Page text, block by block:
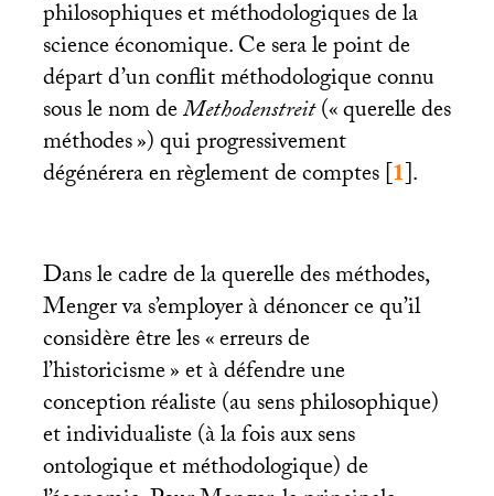
philosophiques et méthodologiques de la
science économique. Ce sera le point de
départ d’un conflit méthodologique connu
sous le nom deMethodenstreit(«querelle des
méthodes») qui progressivement
dégénérera en règlement de comptes[1].
Dans le cadre de la querelle des méthodes,
Menger va s’employer à dénoncer ce qu’il
considère être les «erreurs de
l’historicisme» et à défendre une
conception réaliste (au sens philosophique)
et individualiste (à la fois aux sens
ontologique et méthodologique) de